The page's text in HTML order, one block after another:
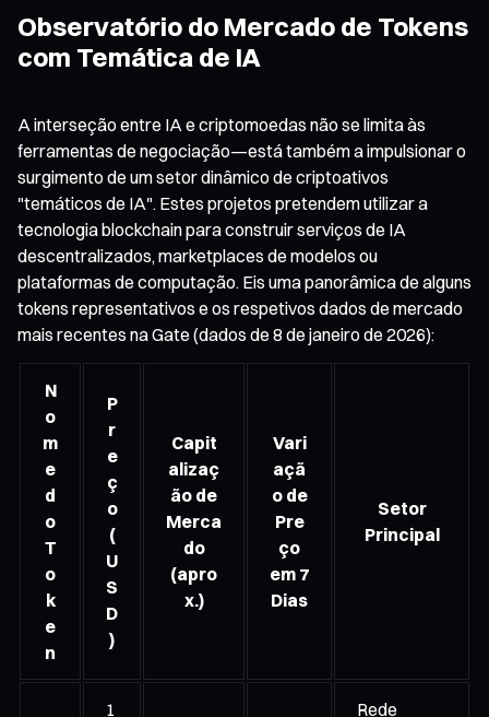
Observatório do Mercado de Tokens
com Temática de IA
A interseção entre IA e criptomoedas não se limita às
ferramentas de negociação—está também a impulsionar o
surgimento de um setor dinâmico de criptoativos
"temáticos de IA". Estes projetos pretendem utilizar a
tecnologia blockchain para construir serviços de IA
descentralizados, marketplaces de modelos ou
plataformas de computação. Eis uma panorâmica de alguns
tokens representativos e os respetivos dados de mercado
mais recentes na Gate (dados de 8 de janeiro de 2026):
N
o
m
e
d
o
T
o
k
e
n
P
r
e
ç
o
(
U
S
D
)
Capit
alizaç
ão de
Merca
do
(apro
x.)
Vari
açã
o de
Pre
ço
em 7
Dias
Setor
Principal
1 Rede